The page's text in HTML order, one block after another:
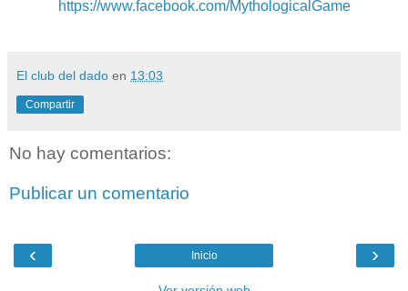
https://www.facebook.com/MythologicalGame
El club del dado en 13:03
Compartir
No hay comentarios:
Publicar un comentario
‹ ›
Inicio